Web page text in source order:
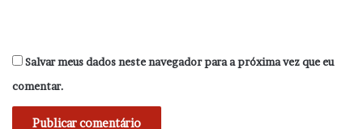
Salvar meus dados neste navegador para a próxima vez que eu
comentar.